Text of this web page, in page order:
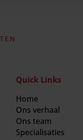
Quick Links
Home
Ons verhaal
Ons team
Specialisaties